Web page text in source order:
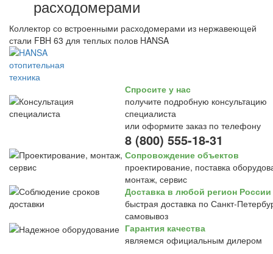
расходомерами
Коллектор со встроенными расходомерами из нержавеющей
стали FBH 63 для теплых полов HANSA
Спросите у нас
получите подробную консультацию
специалиста
или оформите заказ по телефону
8 (800) 555-18-31
Сопровождение объектов
проектирование, поставка
монтаж, сервис
Доставка в любой регион России
быстрая доставка по Санкт-
самовывоз
Гарантия качества
являемся официальным дилером